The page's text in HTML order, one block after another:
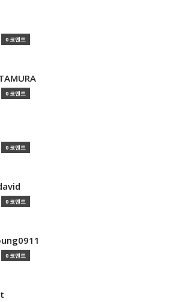
0 코멘트
0 코멘트
0 코멘트
0 코멘트
0 코멘트